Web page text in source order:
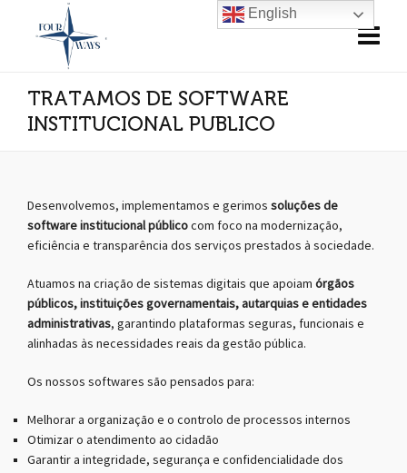
TRATAMOS DE SOFTWARE
INSTITUCIONAL PUBLICO
Desenvolvemos, implementamos e gerimos soluções de
software institucional públicocom foco na modernização,
eficiência e transparência dos serviços prestados à sociedade.
Atuamos na criação de sistemas digitais que apoiam órgãos
públicos, instituições governamentais, autarquias e entidades
administrativas, garantindo plataformas seguras, funcionais e
alinhadas às necessidades reais da gestão pública.
Os nossos softwares são pensados para:
Melhorar a organização e o controlo de processos internos
Otimizar o atendimento ao cidadão
Garantir a integridade, segurança e confidencialidade dos
English